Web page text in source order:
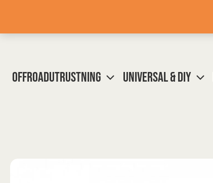
OFFROADUTRUSTNING UNIVERSAL & DIY